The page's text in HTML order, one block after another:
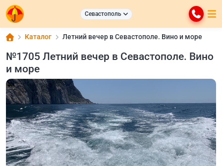
Севастополь
Каталог Летний вечер в Севастополе. Вино и море
№1705 Летний вечер в Севастополе. Вино
и море